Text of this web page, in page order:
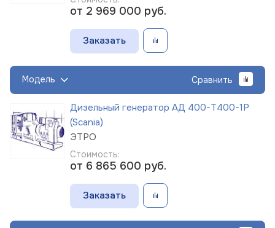
от 2 969 000 руб.
Заказать
Модель Сравнить
Дизельный генератор АД 400-Т400-1Р
(Scania)
ЭТРО
Стоимость:
от 6 865 600 руб.
Заказать